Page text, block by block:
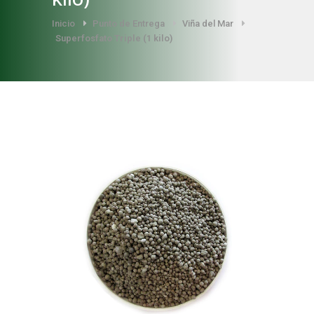
Inicio Punto de Entrega
Viña del Mar
Superfosfato Triple (1 kilo)